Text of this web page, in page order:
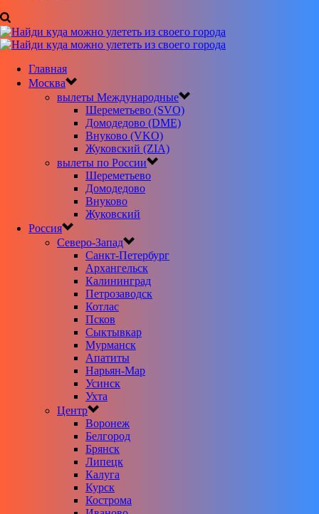
Главная
Москва
вылеты Международные
Шереметьево (SVO)
Домодедово (DME)
Внуково (VKO)
Жуковский (ZIA)
вылеты по России
Шереметьево
Домодедово
Внуково
Жуковский
Россия
Северо-Запад
Санкт-Петербург
Архангельск
Калининград
Петрозаводск
Котлас
Псков
Сыктывкар
Мурманск
Апатиты
Нарьян-Мар
Усинск
Ухта
Центр
Воронеж
Белгород
Брянск
Липецк
Калуга
Курск
Кострома